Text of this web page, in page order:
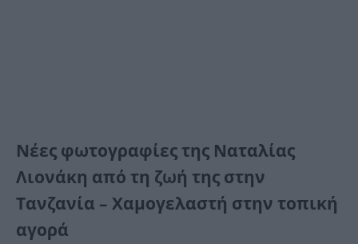
Νέες φωτογραφίες της Ναταλίας
Λιονάκη από τη ζωή της στην
Τανζανία – Χαμογελαστή στην τοπική
αγορά